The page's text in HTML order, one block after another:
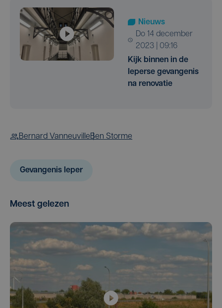
Nieuws
do 14 december
2023 | 09:16
Kijk binnen in de
Ieperse gevangenis
na renovatie
Bernard VanneuvilleBen Storme
Gevangenis Ieper
Meest gelezen